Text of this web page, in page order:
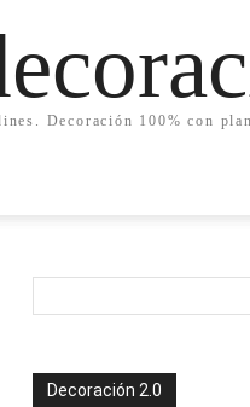
Decoración 100% con
Decoración 2.0